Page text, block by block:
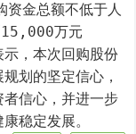
资金总额不低于人
15,000万元
示，本次回购股份
划的坚定信心，
信心，并进一步
稳定发展。